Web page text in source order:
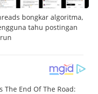
bongkar algoritma,
tahu postingan